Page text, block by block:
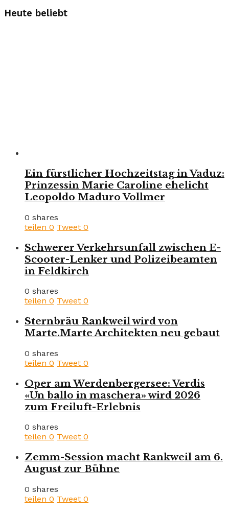
Heute beliebt
Ein fürstlicher Hochzeitstag in Vaduz:
Prinzessin Marie Caroline ehelicht
Leopoldo Maduro Vollmer
0 shares
teilen 0 Tweet 0
Schwerer Verkehrsunfall zwischen E-
Scooter-Lenker und Polizeibeamten
in Feldkirch
0 shares
teilen 0 Tweet 0
Sternbräu Rankweil wird von
Marte.Marte Architekten neu gebaut
0 shares
teilen 0 Tweet 0
Oper am Werdenbergersee: Verdis
«Un ballo in maschera» wird 2026
zum Freiluft-Erlebnis
0 shares
teilen 0 Tweet 0
Zemm-Session macht Rankweil am 6.
August zur Bühne
0 shares
teilen 0 Tweet 0